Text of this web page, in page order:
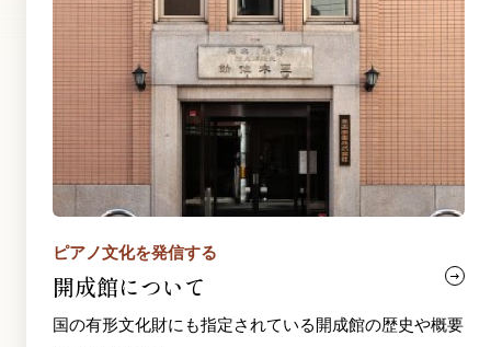
ピアノ文化を発信する
開成館について
国の有形文化財にも指定されている開成館の歴史や概要